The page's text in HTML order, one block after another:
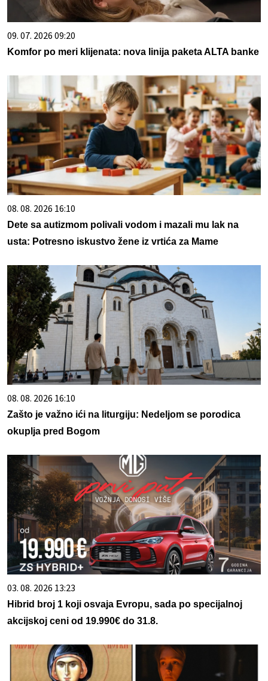
09. 07. 2026 09:20
Komfor po meri klijenata: nova linija paketa ALTA banke
08. 08. 2026 16:10
Dete sa autizmom polivali vodom i mazali mu lak na
usta: Potresno iskustvo žene iz vrtića za Mame
08. 08. 2026 16:10
Zašto je važno ići na liturgiju: Nedeljom se porodica
okuplja pred Bogom
03. 08. 2026 13:23
Hibrid broj 1 koji osvaja Evropu, sada po specijalnoj
akcijskoj ceni od 19.990€ do 31.8.